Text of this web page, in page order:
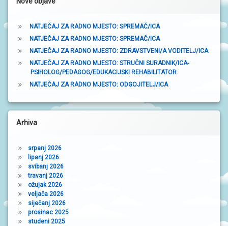
NATJEČAJ ZA RADNO MJESTO: SPREMAČ/ICA
NATJEČAJ ZA RADNO MJESTO: SPREMAČ/ICA
NATJEČAJ ZA RADNO MJESTO: ZDRAVSTVENI/A VODITELJ/ICA
NATJEČAJ ZA RADNO MJESTO: STRUČNI SURADNIK/ICA-
PSIHOLOG/PEDAGOG/EDUKACIJSKI REHABILITATOR
NATJEČAJ ZA RADNO MJESTO: ODGOJITELJ/ICA
Arhiva
srpanj 2026
lipanj 2026
svibanj 2026
travanj 2026
ožujak 2026
veljača 2026
siječanj 2026
prosinac 2025
studeni 2025